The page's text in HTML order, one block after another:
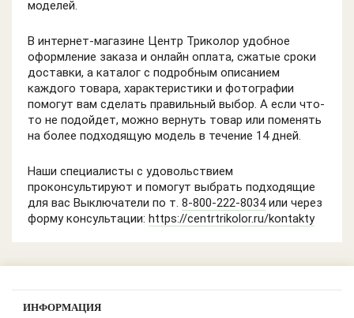
моделей.
В интернет-магазине Центр Триколор удобное
оформление заказа и онлайн оплата, сжатые сроки
доставки, а каталог с подробным описанием
каждого товара, характеристики и фотографии
помогут вам сделать правильный выбор. А если что-
то не подойдет, можно вернуть товар или поменять
на более подходящую модель в течение 14 дней.
Наши специалисты с удовольствием
проконсультируют и помогут выбрать подходящие
для вас Выключатели по т. 8-800-222-8034или через
форму консультации: https://centrtrikolor.ru/kontakty
ИНФОРМАЦИЯ